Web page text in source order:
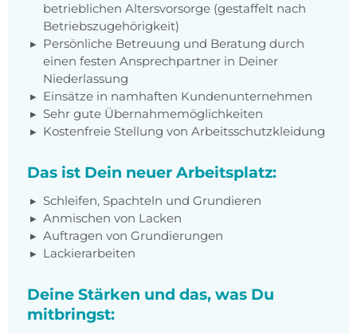
betrieblichen Altersvorsorge (gestaffelt nach
Betriebszugehörigkeit)
Persönliche Betreuung und Beratung durch
einen festen Ansprechpartner in Deiner
Niederlassung
Einsätze in namhaften Kundenunternehmen
Sehr gute Übernahmemöglichkeiten
Kostenfreie Stellung von Arbeitsschutzkleidung
Das ist Dein neuer Arbeitsplatz:
Schleifen, Spachteln und Grundieren
Anmischen von Lacken
Auftragen von Grundierungen
Lackierarbeiten
Deine Stärken und das, was Du
mitbringst: